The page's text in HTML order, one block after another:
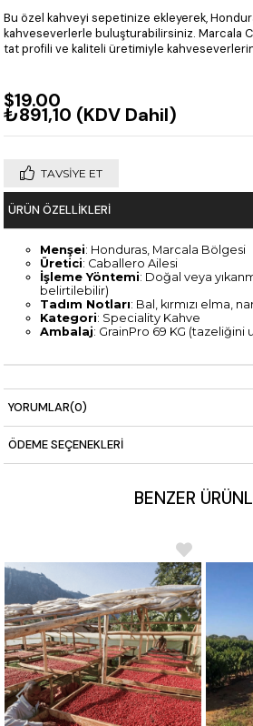
Bu özel kahveyi sepetinize ekleyerek,
kahveseverlerle buluşturabilirsiniz. Marcala
tat profili ve kaliteli üretimiyle
$19.00
₺891,10 (KDV Dahil)
TAVSIYE ET
ÜRÜN ÖZELLIKLERI
Menşei: Honduras, Marcala Bölgesi
Üretici: Caballero Ailesi
İşleme Yöntemi: Doğal veya
belirtilebilir)
Tadım Notları: Bal, kırmızı elma,
Kategori: Speciality Kahve
Ambalaj: GrainPro 69 KG (tazeliğini
YORUMLAR(0)
ÖDEME SEÇENEKLERI
BENZER